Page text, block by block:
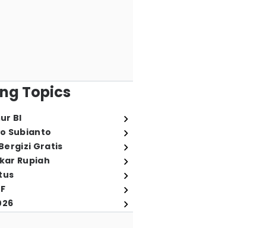
Topics
BI
Subianto
Gratis
Rupiah